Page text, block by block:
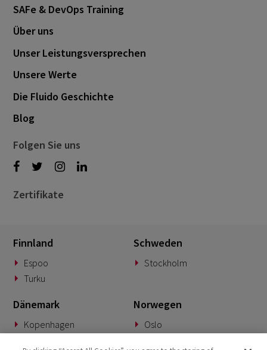
SAFe & DevOps Training
Über uns
Unser Leistungsversprechen
Unsere Werte
Die Fluido Geschichte
Blog
Folgen Sie uns
Zertifikate
Finnland
Espoo
Turku
Schweden
Stockholm
Dänemark
Kopenhagen
Norwegen
Oslo